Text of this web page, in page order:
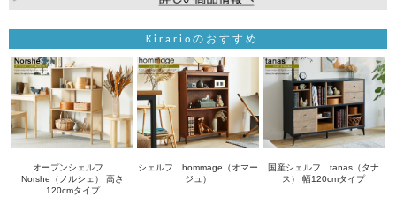
Kirarioのおすすめ
オープンシェルフ
Norshe（ノルシェ） 高さ
120cmタイプ
シェルフ hommage（オマー
ジュ）
国産シェルフ tanas（タナ
ス） 幅120cmタイプ